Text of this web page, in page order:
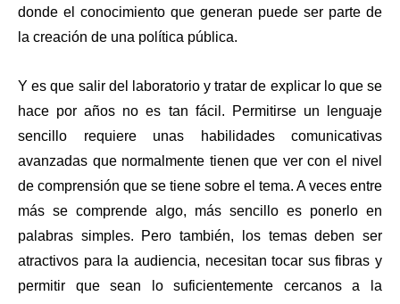
donde el conocimiento que generan puede ser parte de
la creación de una política pública.
Y es que salir del laboratorio y tratar de explicar lo que se
hace por años no es tan fácil. Permitirse un lenguaje
sencillo requiere unas habilidades comunicativas
avanzadas que normalmente tienen que ver con el nivel
de comprensión que se tiene sobre el tema. A veces entre
más se comprende algo, más sencillo es ponerlo en
palabras simples. Pero también, los temas deben ser
atractivos para la audiencia, necesitan tocar sus fibras y
permitir que sean lo suficientemente cercanos a la